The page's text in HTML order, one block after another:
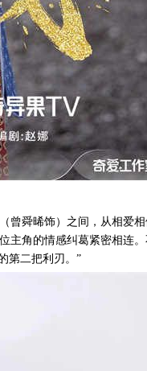
曾舜晞饰）之间，从相爱
主角的情感纠葛紧密相连
第二把利刃。”